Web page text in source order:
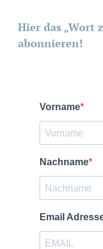
Hier das „Wort
abonnieren!